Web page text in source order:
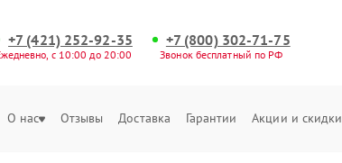
+7 (421) 252-92-35
с 10:00 до 20:00
+7 (800) 302-71-75
Звонок бесплатный по РФ
О нас Отзывы Доставка Гарантии Акции и скидки